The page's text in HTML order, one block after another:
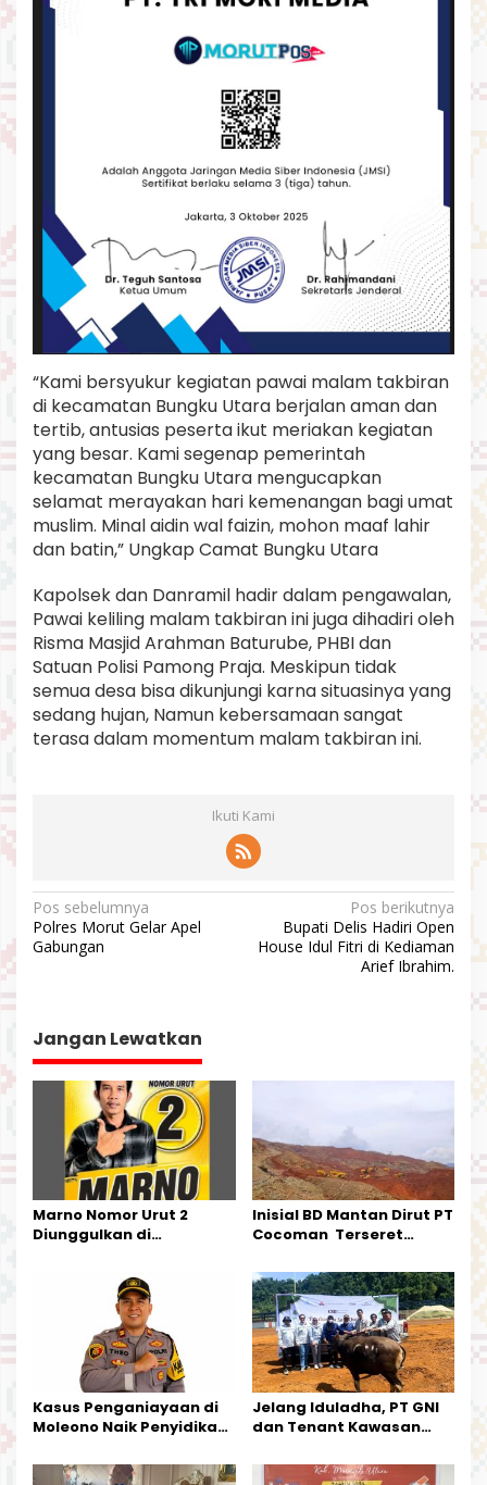
“Kami bersyukur kegiatan pawai malam takbiran
di kecamatan Bungku Utara berjalan aman dan
tertib, antusias peserta ikut meriakan kegiatan
yang besar. Kami segenap pemerintah
kecamatan Bungku Utara mengucapkan
selamat merayakan hari kemenangan bagi umat
muslim. Minal aidin wal faizin, mohon maaf lahir
dan batin,” Ungkap Camat Bungku Utara
Kapolsek dan Danramil hadir dalam pengawalan,
Pawai keliling malam takbiran ini juga dihadiri oleh
Risma Masjid Arahman Baturube, PHBI dan
Satuan Polisi Pamong Praja. Meskipun tidak
semua desa bisa dikunjungi karna situasinya yang
sedang hujan, Namun kebersamaan sangat
terasa dalam momentum malam takbiran ini.
Ikuti Kami
N
a
g
a
s
Pos sebelumnya
Polres Morut Gelar Apel
Gabungan
Pos berikutnya
Bupati Delis Hadiri Open
House Idul Fitri di Kediaman
Arief Ibrahim.
Jangan Lewatkan
Marno Nomor Urut 2
Diunggulkan di
Kesederhanaannya Jadi
Harapan Warga
Inisial BD Mantan Dirut PT
Cocoman Terseret
Tata Kelola Tambang
Kalimantan Barat
Kasus Penganiayaan di
Moleono Naik Penyidikan,
Kesempatan Terakhir
Jelang Iduladha, PT GNI
dan Tenant Kawasan
Kurban